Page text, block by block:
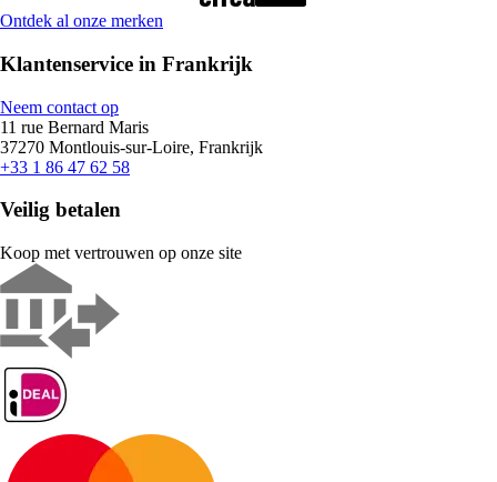
Ontdek al onze merken
Klantenservice in Frankrijk
Neem contact op
11 rue Bernard Maris
37270 Montlouis-sur-Loire, Frankrijk
+33 1 86 47 62 58
Veilig betalen
Koop met vertrouwen op onze site